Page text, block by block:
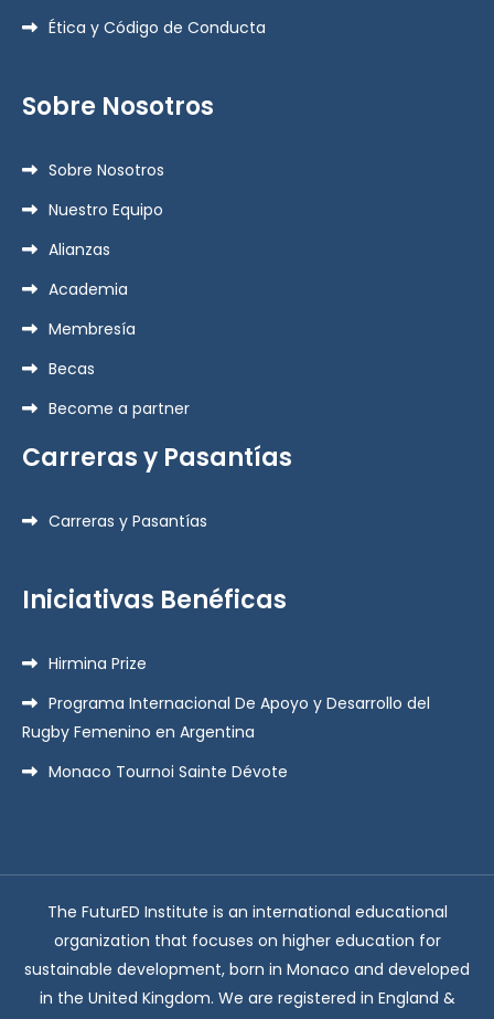
Ética y Código de Conducta
Sobre Nosotros
Sobre Nosotros
Nuestro Equipo
Alianzas
Academia
Membresía
Becas
Become a partner
Carreras y Pasantías
Carreras y Pasantías
Iniciativas Benéficas
Hirmina Prize
Programa Internacional De Apoyo y Desarrollo del
Rugby Femenino en Argentina
Monaco Tournoi Sainte Dévote
The FuturED Institute is an international educational
organization that focuses on higher education for
sustainable development, born in Monaco and developed
in the United Kingdom. We are registered in England &